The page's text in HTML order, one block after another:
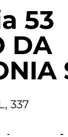
53
DA
337